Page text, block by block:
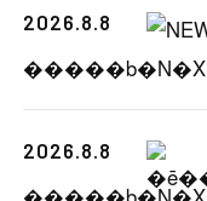
2026.8.8
2026.8.8